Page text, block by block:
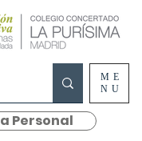
Personal
ME
NU